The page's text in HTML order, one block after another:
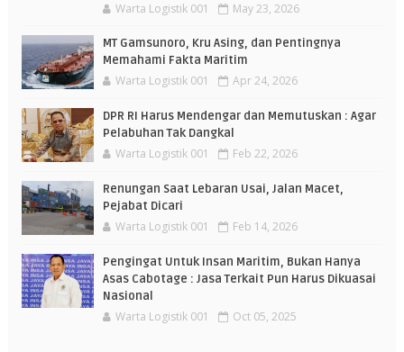
Warta Logistik 001 May 23, 2026
MT Gamsunoro, Kru Asing, dan Pentingnya
Memahami Fakta Maritim
Warta Logistik 001 Apr 24, 2026
DPR RI Harus Mendengar dan Memutuskan : Agar
Pelabuhan Tak Dangkal
Warta Logistik 001 Feb 22, 2026
Renungan Saat Lebaran Usai, Jalan Macet,
Pejabat Dicari
Warta Logistik 001 Feb 14, 2026
Pengingat Untuk Insan Maritim, Bukan Hanya
Asas Cabotage : Jasa Terkait Pun Harus Dikuasai
Nasional
Warta Logistik 001 Oct 05, 2025